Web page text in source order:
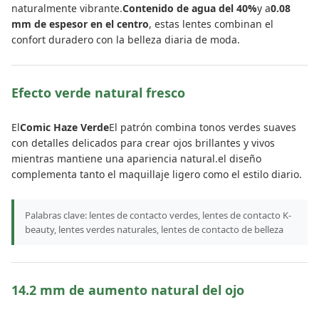
naturalmente vibrante.Contenido de agua del 40%y a0.08
mm de espesor en el centro, estas lentes combinan el
confort duradero con la belleza diaria de moda.
Efecto verde natural fresco
ElComic Haze VerdeEl patrón combina tonos verdes suaves
con detalles delicados para crear ojos brillantes y vivos
mientras mantiene una apariencia natural.el diseño
complementa tanto el maquillaje ligero como el estilo diario.
Palabras clave: lentes de contacto verdes, lentes de contacto K-
beauty, lentes verdes naturales, lentes de contacto de belleza
14.2 mm de aumento natural del ojo